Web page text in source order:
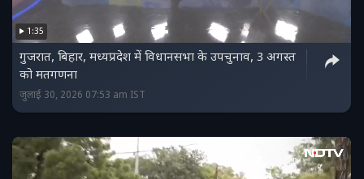
1:35
गुजरात, बिहार, मध्यप्रदेश में विधानसभा के उपचुनाव, 3 अगस्त
को मतगणना
जुलाई 30, 2026 07:53 am IST